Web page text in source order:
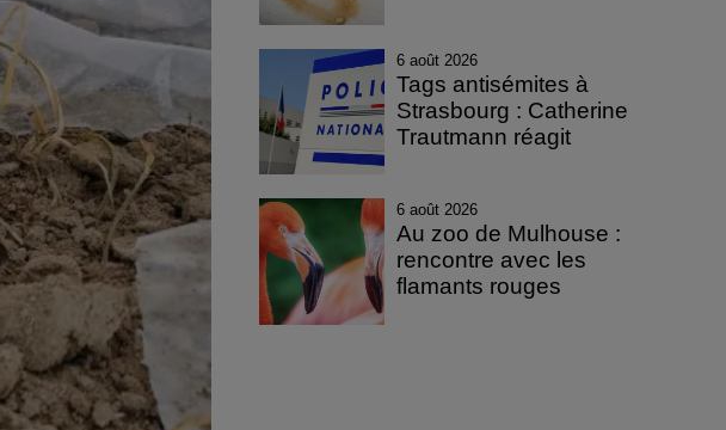
6 août 2026
Tags antisémites à
Strasbourg : Catherine
Trautmann réagit
6 août 2026
Au zoo de Mulhouse :
rencontre avec les
flamants rouges